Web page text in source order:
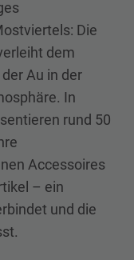
Die
dem
Au in der
In
rund 50
Accessoires
– ein
und die